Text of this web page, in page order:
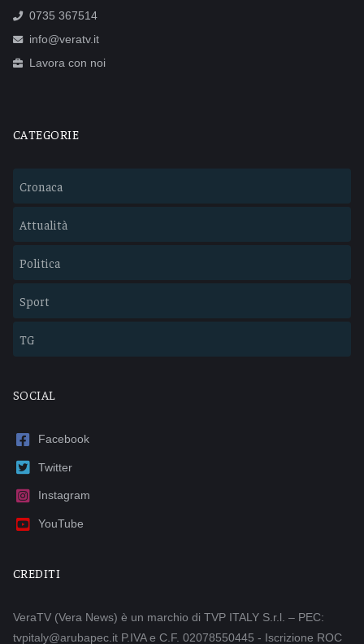
0735 367514
info@veratv.it
Lavora con noi
CATEGORIE
Cronaca
Attualità
Politica
Sport
TG
SOCIAL
Facebook
Twitter
Instagram
YouTube
CREDITI
VeraTV (Vera News) è un marchio di TVP ITALY S.r.l. – PEC:
tvpitaly@arubapec.it P.IVA e C.F. 02078550445 - Iscrizione ROC